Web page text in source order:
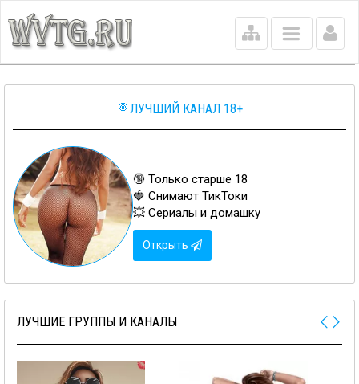
Main
menu
🍭ЛУЧШИЙ КАНАЛ 18+
🔞 Только старше 18
🍓 Снимают ТикТоки
💥 Сериалы и домашку
Открыть
ЛУЧШИЕ ГРУППЫ И КАНАЛЫ